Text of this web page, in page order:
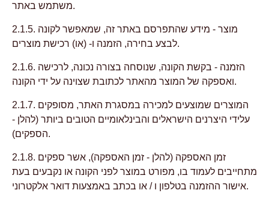
משתמש באתר.
2.1.5. מוצר - מידע שהתפרסם באתר זה, שמאפשר לקונה
לבצע בחירה, הזמנה ו- (או) רכישת מוצרים.
2.1.6. הזמנה - בקשת הקונה, שנוסחה בצורה נכונה, לרכישה
ואספקה של המוצר מהאתר לכתובת שצוינה על ידי הקונה.
2.1.7. המוצרים שמוצעים למכירה במסגרת האתר, מסופקים
עלידי היצרנים הישראלים והבינלאומיים הטובים ביותר (להלן -
הספקים).
2.1.8. זמן האספקה (להלן - זמן האספקה), אשר ספקים
מתחייבים לעמוד בו, מפורט במוצר לפני הקונה או נקבעים בעת
אישור ההזמנה בטלפון ו / או בכתב באמצעות דואר אלקטרוני.